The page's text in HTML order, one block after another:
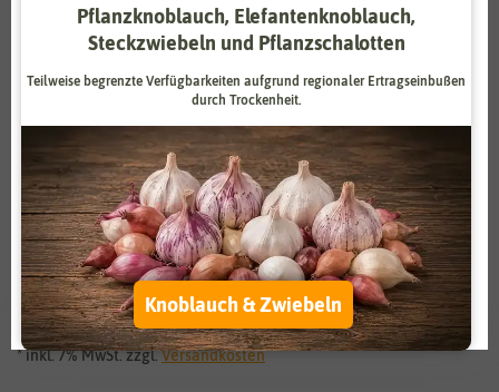
Vergrößern durch berühren
BIO Rote Bete Mischung
3,25 €
*
* inkl. 7% MwSt. zzgl.Versandkosten
Essenziell Statistik
Zahlungsdienstleister Marketing
Externe Medien Funktional
Weitere Einstellungen
Alle akzeptieren
Alle ablehnen
Auswahl akzeptieren
Pflanzknoblauch, Elefantenknoblauch,
Steckzwiebeln und Pflanzschalotten
Teilweise begrenzte Verfügbarkeiten aufgrund regionaler Ertragseinbußen
durch Trockenheit.
Knoblauch & Zwiebeln